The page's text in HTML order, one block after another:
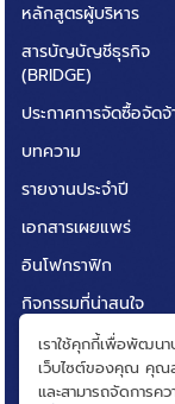
หลักสูตรผู้บริหาร
สารบัญบัญชีธุรกิจ
(BRIDGE)
ประกาศการจัดซื้อจัดจ้
บทความ
รายงานประจำปี
เอกสารเผยแพร่
อินโฟกราฟิก
กิจกรรมที่น่าสนใจ
ติดต่อเรา
คำถามที่พบบ่อย
เราใช้คุกกี้เพื่อพัฒนา
เว็บไซต์ของคุณ คุณส
และสามารถจัดการค